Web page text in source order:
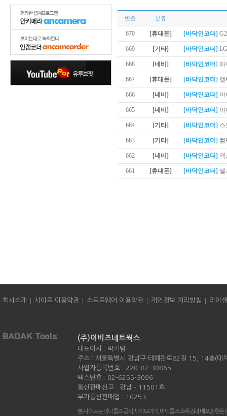
번호 분류
670 [휴대폰] [바닥인코더] G2
669 [기타] [바닥인코더]
668 [네비] [바닥인코더] 아
667 [휴대폰] [바닥인코더] 갤
666 [네비] [바닥인코더] 아
665 [네비] [바닥인코더] 아
664 [기타] [바닥인코더] 스
663 [기타] [바닥인코더] 컴
662 [네비] [바닥인코더]
661 [휴대폰] [바닥인코더] 엘
회사소개 | 사이트 이용약관 | 소프트웨어 이용약관 | 개인정보 처리방침 | 라이
(주)이비즈네트웍스
대표이사 : 박기범
주소 : 서울특별시 강남구 테헤란로82길 15, 14층(대
사업자등록번호 : 220-87-30865
팩스번호 : 02-6255-3096
통신판매신고 : 강남 - 11501호
부가통신판매업 : 10253
본 사이트는 바닥툴즈 공식 사이트이며, 바닥툴즈 소유권과 배포권한은